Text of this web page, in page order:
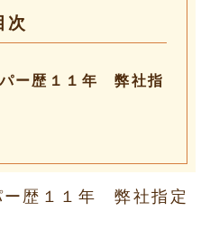
次
ー歴１１年 弊社指
歴１１年 弊社指定